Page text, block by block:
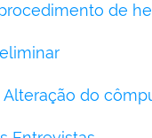
de
Alteração do